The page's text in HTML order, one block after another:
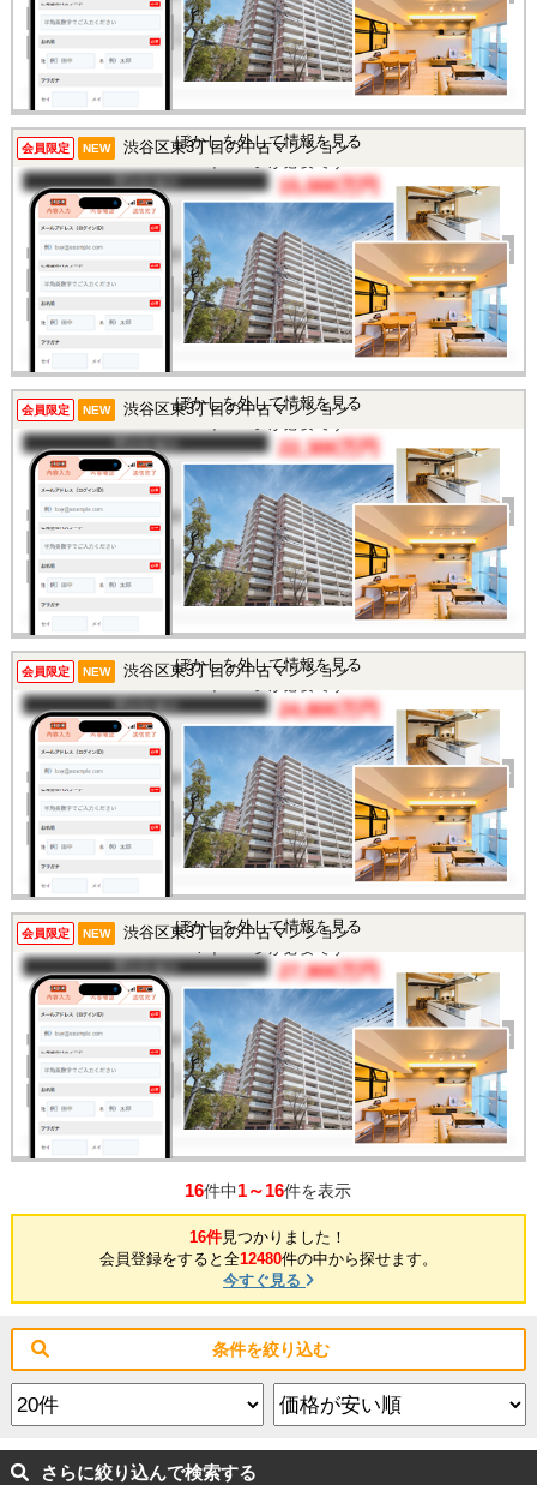
土地面積 -
所在地 東京都渋谷区東3丁目
交通 /
会員限定 NEW 渋谷区東3丁目の中古マンション
マンション 15,000万円
間取り 2LDK
完成年
2015年
建物面積 65.1㎡
土地面積 -
所在地 東京都渋谷区東3丁目
交通 /
この物件を見るには
ぼかしを外して情報を見る
会員限定 NEW 渋谷区東3丁目の中古マンション
マンション 22,300万円
間取り
2LDK
完成年
2003年
建物面積 95.01㎡
土地面積 -
所在地 東京都渋谷区東3丁目
交通 /
この物件を見るには
ぼかしを外して情報を見る
会員限定 NEW 渋谷区東3丁目の中古マンション
マンション 24,800万円
間取り
2LDK
完成年
2003年
建物面積 84.44㎡
土地面積 -
所在地 東京都渋谷区東3丁目
交通 /
この物件を見るには
ぼかしを外して情報を見る
会員限定 NEW 渋谷区東3丁目の中古マンション
27,900万円
間取り 2LDK
完成年
2003年
建物面積 95.01㎡
土地面積 -
所在地 東京都渋谷区東3丁目
交通 /
この物件を見るには
ぼかしを外して情報を見る
16件中1～16件を表示
16件見つかりました！
会員登録をすると全12480件の中から探せます。
今すぐ見る
条件を絞り込む
さらに絞り込んで検索する